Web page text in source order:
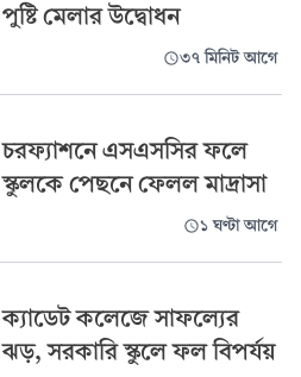
পুষ্টি মেলার উদ্বোধন
৩৭ মিনিট আগে
চরফ্যাশনে এসএসসির ফলে
স্কুলকে পেছনে ফেলল মাদ্রাসা
১ ঘণ্টা আগে
ক্যাডেট কলেজে সাফল্যের
ঝড়, সরকারি স্কুলে ফল বিপর্যয়